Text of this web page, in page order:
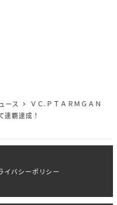
ース
ＶＣ.ＰＴＡＲＭＧＡＮ
連覇達成！
イバシーポリシー